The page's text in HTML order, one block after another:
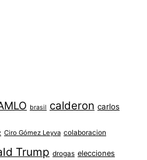
brasil calderon carlos
Ciro Gómez Leyva colaboracion
Trump drogas elecciones